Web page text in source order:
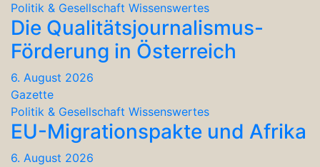
Politik & Gesellschaft Wissenswertes
Die Qualitätsjournalismus-
Förderung in Österreich
6. August 2026
Gazette
Politik & Gesellschaft Wissenswertes
EU-Migrationspakte und Afrika
6. August 2026